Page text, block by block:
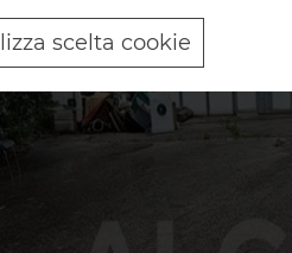
scelta cookie